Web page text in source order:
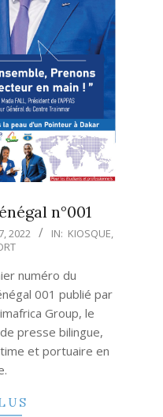
n°001
2022 IN: KIOSQUE,
numéro du
001 publié par
Group, le
presse bilingue,
et portuaire en